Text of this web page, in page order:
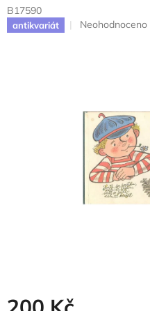
B17590
antikvariát
Průměrné
hvězdiček.
Neohodnoceno